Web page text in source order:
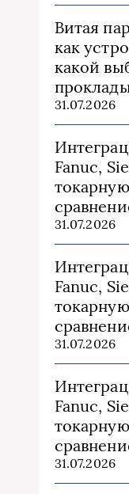
Витая
как
какой
31.07.2026
Fanuc,
31.07.2026
Fanuc,
31.07.2026
Fanuc,
31.07.2026